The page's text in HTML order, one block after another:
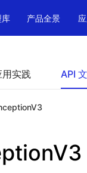
库 产品全景
用实践 API